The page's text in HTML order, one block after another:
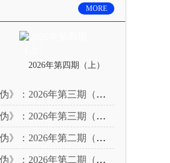
MORE
2026年第四期（上）
：2026年第三期（下）
：2026年第三期（上）
：2026年第二期（下）
：2026年第二期（上）